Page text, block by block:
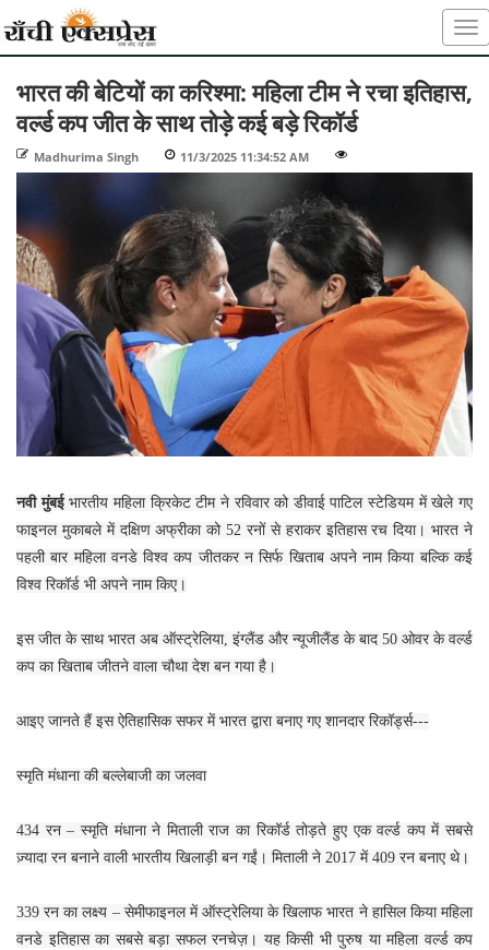
भारत की बेटियों का करिश्मा: महिला टीम ने रचा इतिहास,
वर्ल्ड कप जीत के साथ तोड़े कई बड़े रिकॉर्ड
Madhurima Singh 11/3/2025 11:34:52 AM
नवी मुंबईभारतीय महिला क्रिकेट टीम ने रविवार को डीवाई पाटिल स्टेडियम में खेले गए
फाइनल मुकाबले में दक्षिण अफ्रीका को 52 रनों से हराकर इतिहास रच दिया। भारत ने
पहली बार महिला वनडे विश्व कप जीतकर न सिर्फ खिताब अपने नाम किया बल्कि कई
विश्व रिकॉर्ड भी अपने नाम किए।
इस जीत के साथ भारत अब ऑस्ट्रेलिया, इंग्लैंड और न्यूजीलैंड के बाद 50 ओवर के वर्ल्ड
कप का खिताब जीतने वाला चौथा देश बन गया है।
आइए जानते हैं इस ऐतिहासिक सफर में भारत द्वारा बनाए गए शानदार रिकॉर्ड्स---
स्मृति मंधाना की बल्लेबाजी का जलवा
434 रन – स्मृति मंधाना ने मिताली राज का रिकॉर्ड तोड़ते हुए एक वर्ल्ड कप में सबसे
ज़्यादा रन बनाने वाली भारतीय खिलाड़ी बन गईं। मिताली ने 2017 में 409 रन बनाए थे।
339 रन का लक्ष्य – सेमीफाइनल में ऑस्ट्रेलिया के खिलाफ भारत ने हासिल किया महिला
वनडे इतिहास का सबसे बड़ा सफल रनचेज़। यह किसी भी पुरुष या महिला वर्ल्ड कप